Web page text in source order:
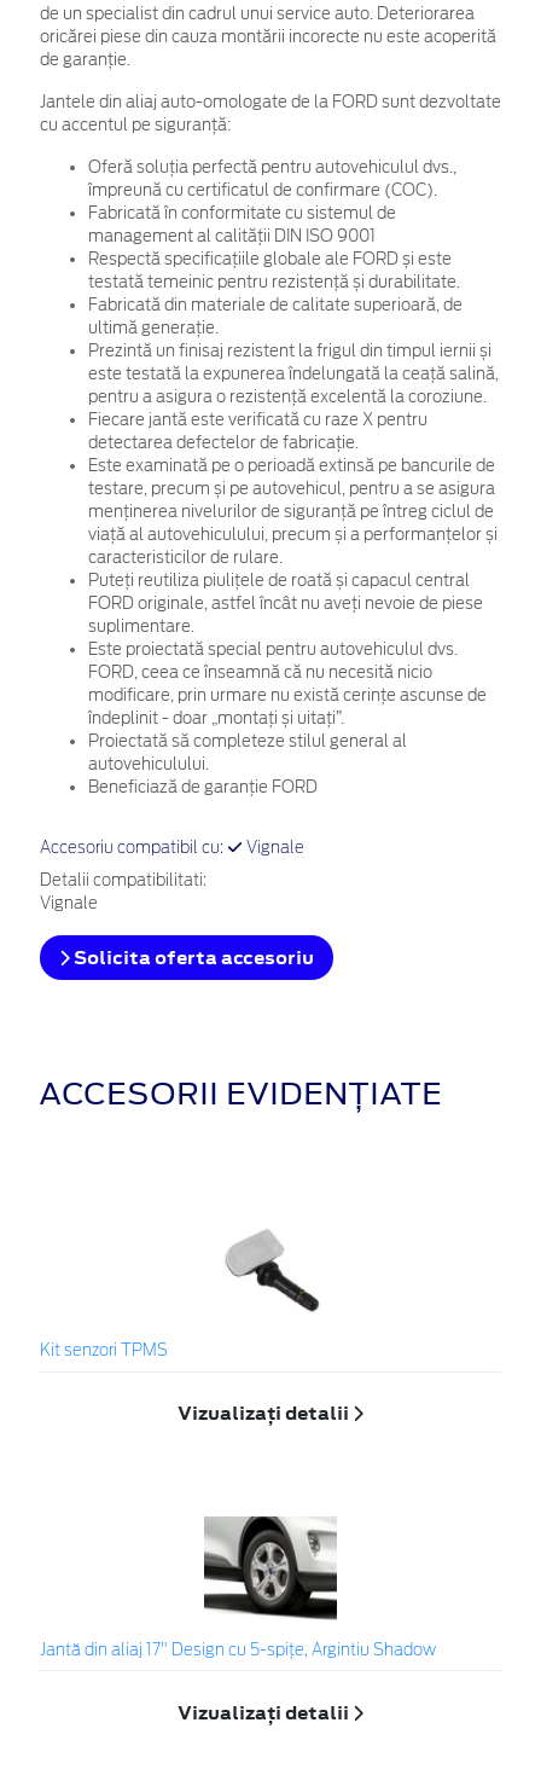
de un specialist din cadrul unui service auto. Deteriorarea
oricărei piese din cauza montării incorecte nu este acoperită
de garanţie.
Jantele din aliaj auto-omologate de la FORD sunt dezvoltate
cu accentul pe siguranță:
Oferă soluția perfectă pentru autovehiculul dvs.,
împreună cu certificatul de confirmare (COC).
Fabricată în conformitate cu sistemul de
management al calității DIN ISO 9001
Respectă specificațiile globale ale FORD și este
testată temeinic pentru rezistență și durabilitate.
Fabricată din materiale de calitate superioară, de
ultimă generație.
Prezintă un finisaj rezistent la frigul din timpul iernii și
este testată la expunerea îndelungată la ceață salină,
pentru a asigura o rezistență excelentă la coroziune.
Fiecare jantă este verificată cu raze X pentru
detectarea defectelor de fabricație.
Este examinată pe o perioadă extinsă pe bancurile de
testare, precum și pe autovehicul, pentru a se asigura
menținerea nivelurilor de siguranță pe întreg ciclul de
viață al autovehiculului, precum și a performanțelor și
caracteristicilor de rulare.
Puteți reutiliza piulițele de roată și capacul central
FORD originale, astfel încât nu aveți nevoie de piese
suplimentare.
Este proiectată special pentru autovehiculul dvs.
FORD, ceea ce înseamnă că nu necesită nicio
modificare, prin urmare nu există cerințe ascunse de
îndeplinit - doar „montați și uitați”.
Proiectată să completeze stilul general al
autovehiculului.
Beneficiază de garanție FORD
Accesoriu compatibil cu: Vignale
Detalii compatibilitati:
Vignale
Solicita oferta accesoriu
ACCESORII EVIDENȚIATE
Kit senzori TPMS
Vizualizați detalii
Jantă din aliaj 17" Design cu 5-spițe, Argintiu Shadow
Vizualizați detalii